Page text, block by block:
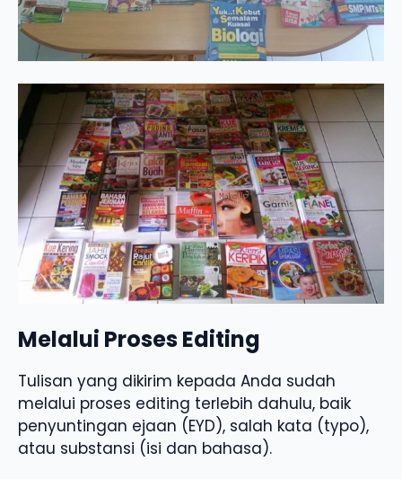
Melalui Proses Editing
Tulisan yang dikirim kepada Anda sudah
melalui proses editing terlebih dahulu, baik
penyuntingan ejaan (EYD), salah kata (typo),
atau substansi (isi dan bahasa).